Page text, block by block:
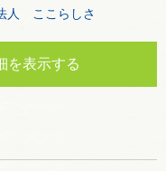
人 ここらしさ
表示する